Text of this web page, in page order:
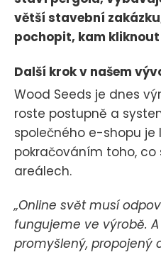
větší stavební
pochopit, kam
Další krok v našem
Wood Seeds je dnes
roste postupně a
společného e-shopu je
pokračováním toho, co
areálech.
„Online svět musí
fungujeme ve výrobě.
promyšlený, propojený